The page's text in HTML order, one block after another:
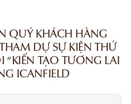
QUÝ KHÁCH HÀNG
DỰ SỰ KIỆN THỨ
“KIẾN TẠO TƯƠNG LAI
ICANFIELD